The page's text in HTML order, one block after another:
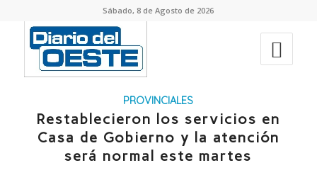
Sábado, 8 de Agosto de 2026
PROVINCIALES
Restablecieron los servicios en
Casa de Gobierno y la atención
será normal este martes